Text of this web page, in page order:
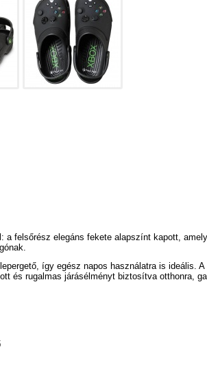
felsőrész elegáns fekete alapszínt kapott,
így egész napos használatra is ideális.
és rugalmas járásélményt biztosítva otthonra,